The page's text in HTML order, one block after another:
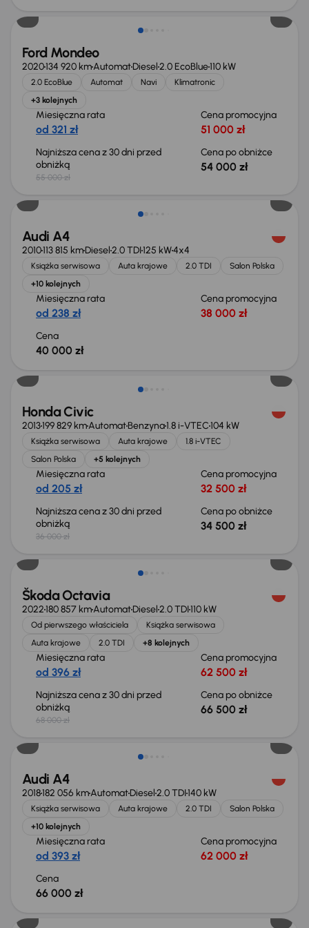
Ford Mondeo
2020134 920 kmAutomatDiesel2.0 EcoBlue110 kW
2.0 EcoBlue Automat Navi
Klimatronic
+3 kolejnych
Miesięczna rata
od 321 zł
Cena promocyjna
51 000 zł
Najniższa cena z 30 dni przed
obniżką
55 000 zł
Cena po obniżce
54 000 zł
Audi A4
2010113 815 kmDiesel2.0 TDI125 kW4x4
Książka serwisowa Auta krajowe 2.0 TDI
Salon Polska
+10 kolejnych
Miesięczna rata
od 238 zł
Cena promocyjna
38 000 zł
Cena
40 000 zł
Honda Civic
2013199 829 kmAutomatBenzyna1.8 i-VTEC104 kW
Książka serwisowa Auta krajowe
1.8 i-VTEC
Salon Polska
+5 kolejnych
Miesięczna rata
od 205 zł
Cena promocyjna
32 500 zł
Najniższa cena z 30 dni przed
obniżką
36 000 zł
Cena po obniżce
34 500 zł
Świeżo skupione
Škoda Octavia
2022180 857 kmAutomatDiesel2.0 TDI110 kW
Od pierwszego właściciela
Książka serwisowa
Auta krajowe
2.0 TDI +8 kolejnych
Miesięczna rata
od 396 zł
Cena promocyjna
62 500 zł
Najniższa cena z 30 dni przed
obniżką
68 000 zł
Cena po obniżce
66 500 zł
Audi A4
2018182 056 kmAutomatDiesel2.0 TDI140 kW
Książka serwisowa Auta krajowe 2.0 TDI
Salon Polska
+10 kolejnych
Miesięczna rata
od 393 zł
Cena promocyjna
62 000 zł
Cena
66 000 zł